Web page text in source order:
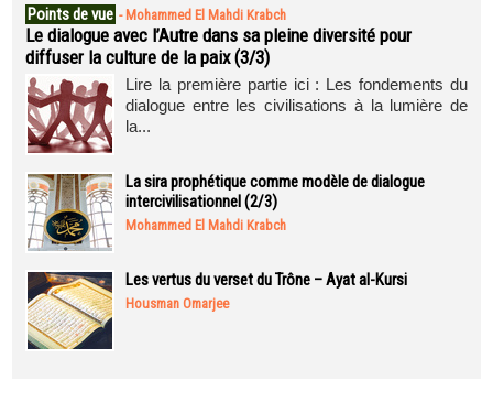
Points de vue - Mohammed El Mahdi Krabch
Le dialogue avec l’Autre dans sa pleine diversité pour
diffuser la culture de la paix (3/3)
Lire la première partie ici : Les fondements du
dialogue entre les civilisations à la lumière de
la...
La sira prophétique comme modèle de dialogue
intercivilisationnel (2/3)
Mohammed El Mahdi Krabch
Les vertus du verset du Trône – Ayat al-Kursi
Housman Omarjee